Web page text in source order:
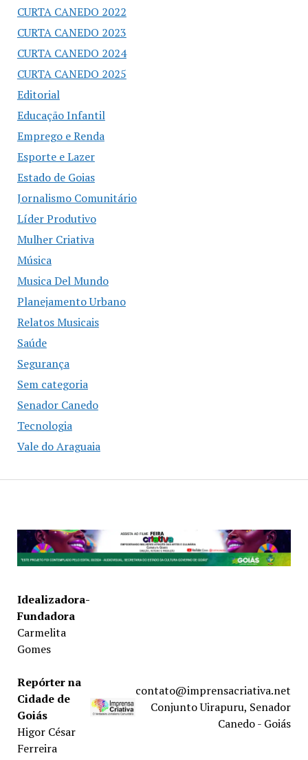
CURTA CANEDO 2022
CURTA CANEDO 2023
CURTA CANEDO 2024
CURTA CANEDO 2025
Editorial
Educação Infantil
Emprego e Renda
Esporte e Lazer
Estado de Goias
Jornalismo Comunitário
Líder Produtivo
Mulher Criativa
Música
Musica Del Mundo
Planejamento Urbano
Relatos Musicais
Saúde
Segurança
Sem categoria
Senador Canedo
Tecnologia
Vale do Araguaia
Idealizadora-
Fundadora
Carmelita
Gomes
Repórter na
Cidade de
Goiás
Higor César
Ferreira
contato@imprensacriativa.net
Conjunto Uirapuru, Senador
Canedo - Goiás